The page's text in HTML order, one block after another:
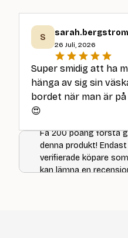
är:
39
kr
S
26 Juli, 2026
Super smidig att ha
hänga av sig sin
bordet när man är
😍
Få 200 poäng första
denna produkt!
verifierade köpare
kan lämna en